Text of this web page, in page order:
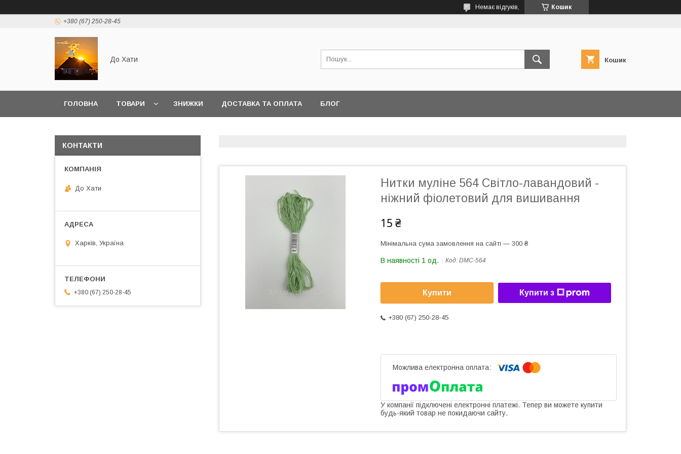
Кошик
Немає відгуків,
+380 (67) 250-28-45
До Хати Кошик
ГОЛОВНА ТОВАРИ ЗНИЖКИ ДОСТАВКА ТА ОПЛАТА БЛОГ
Нитки муліне 564 Світло-лавандовий -
ніжний фіолетовий для вишивання
15 ₴
Мінімальна сума замовлення на сайті — 300 ₴
В наявності 1 од. Код: DMC-564
Купити Купити з
+380 (67) 250-28-45
У компанії підключені електронні платежі. Тепер ви можете купити
будь-який товар не покидаючи сайту.
КОНТАКТИ
До Хати
Харків, Україна
+380 (67) 250-28-45